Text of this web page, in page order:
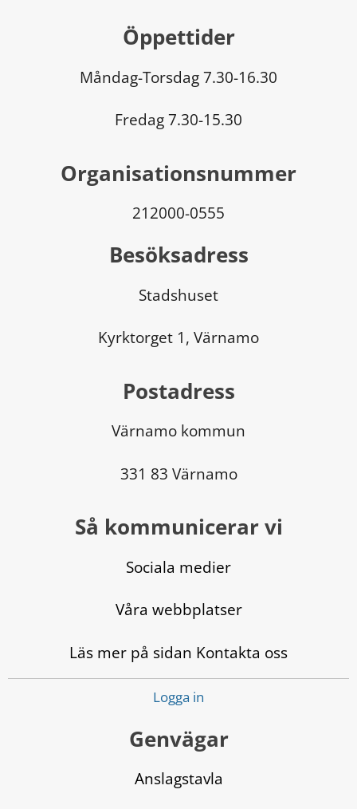
Öppettider
Måndag-Torsdag 7.30-16.30
Fredag 7.30-15.30
Organisationsnummer
212000-0555
Besöksadress
Stadshuset
Kyrktorget 1, Värnamo
Postadress
Värnamo kommun
331 83 Värnamo
Så kommunicerar vi
Sociala medier
Våra webbplatser
Läs mer på sidan Kontakta oss
Logga in
Genvägar
Anslagstavla